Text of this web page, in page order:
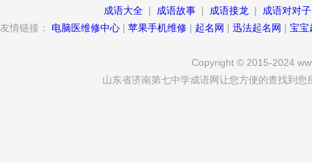
成语大全 | 成语故事 | 成语接龙 |
成语对对子
友情链接：
电脑医维修中心 | 苹果手机维修 | 起名网 | 迅法起名网 | 宝宝
Copyright © 2015-2024
山东省济南第七中学成语网让您方便的查找到您